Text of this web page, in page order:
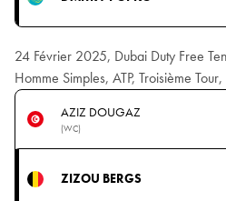
24 Février 2025, Dubai Duty Free
Homme Simples, ATP, Troisième
AZIZ DOUGAZ
(WC)
ZIZOU BERGS